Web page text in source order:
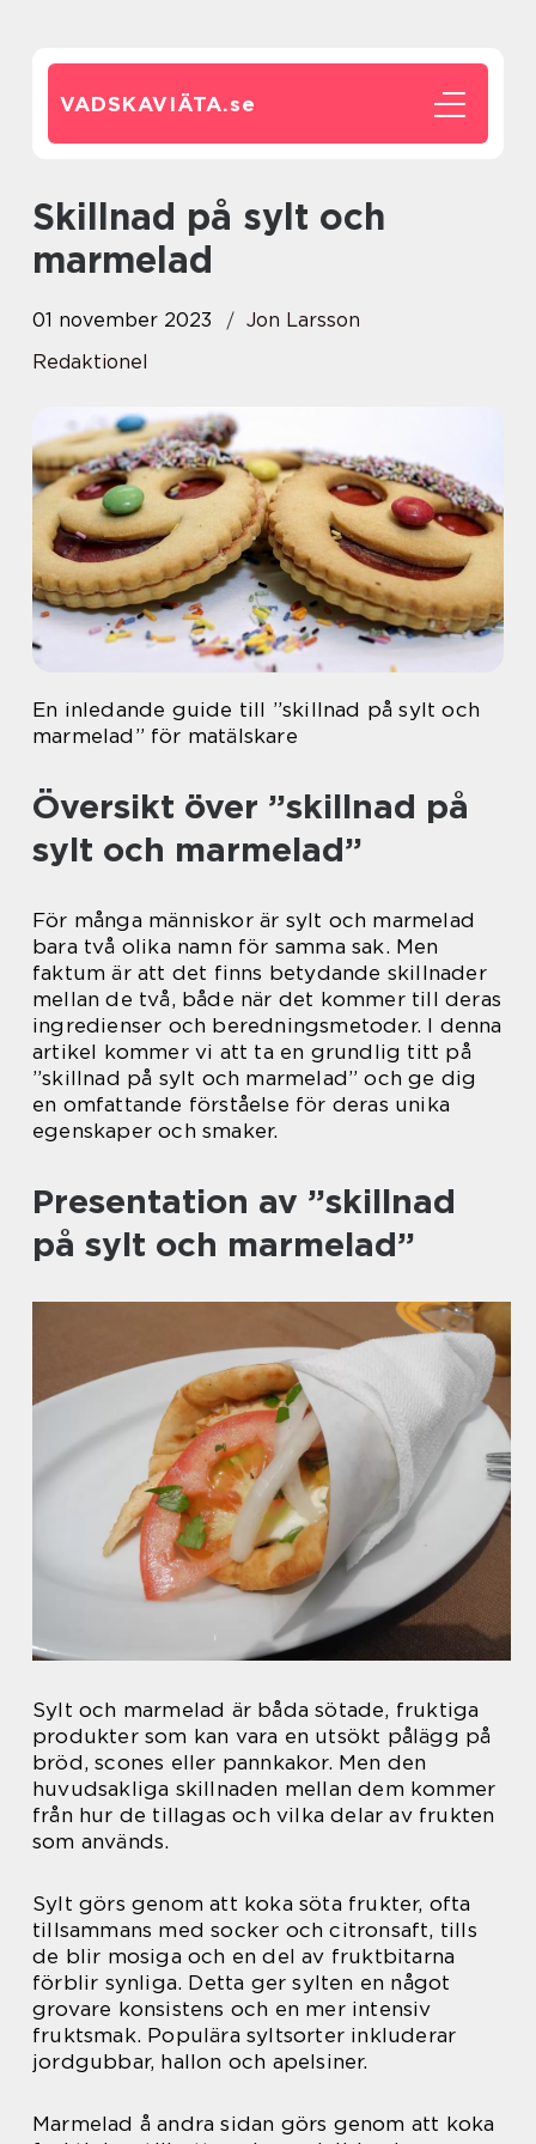
VADSKAVIÄTA.se
Skillnad på sylt och
marmelad
01 november 2023
Jon Larsson
Redaktionel
En inledande guide till ”skillnad på sylt och
marmelad” för matälskare
Översikt över ”skillnad på
sylt och marmelad”
För många människor är sylt och marmelad
bara två olika namn för samma sak. Men
faktum är att det finns betydande skillnader
mellan de två, både när det kommer till deras
ingredienser och beredningsmetoder. I denna
artikel kommer vi att ta en grundlig titt på
”skillnad på sylt och marmelad” och ge dig
en omfattande förståelse för deras unika
egenskaper och smaker.
Presentation av ”skillnad
på sylt och marmelad”
Sylt och marmelad är båda sötade, fruktiga
produkter som kan vara en utsökt pålägg på
bröd, scones eller pannkakor. Men den
huvudsakliga skillnaden mellan dem kommer
från hur de tillagas och vilka delar av frukten
som används.
Sylt görs genom att koka söta frukter, ofta
tillsammans med socker och citronsaft, tills
de blir mosiga och en del av fruktbitarna
förblir synliga. Detta ger sylten en något
grovare konsistens och en mer intensiv
fruktsmak. Populära syltsorter inkluderar
jordgubbar, hallon och apelsiner.
Marmelad å andra sidan görs genom att koka